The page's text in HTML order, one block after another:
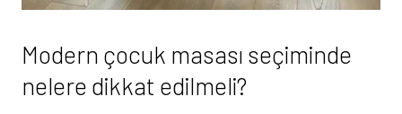
Modern çocuk masası seçiminde
nelere dikkat edilmeli?